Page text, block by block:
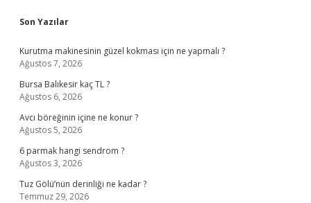
Sidebar
Son Yazılar
Kurutma makinesinin güzel kokması için ne yapmalı ?
Ağustos 7, 2026
Bursa Balıkesir kaç TL ?
Ağustos 6, 2026
Avcı böreğinin içine ne konur ?
Ağustos 5, 2026
6 parmak hangi sendrom ?
Ağustos 3, 2026
Tuz Gölü’nün derinliği ne kadar ?
Temmuz 29, 2026